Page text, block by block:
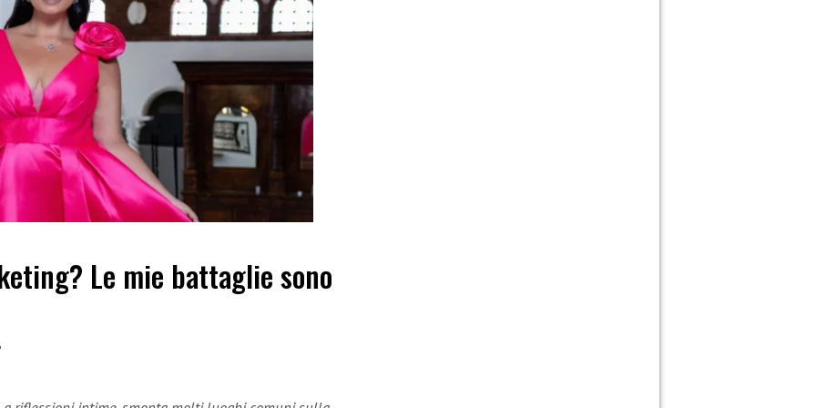
Le mie battaglie sono